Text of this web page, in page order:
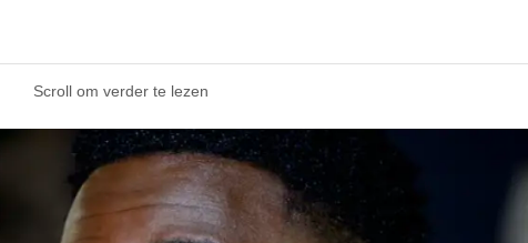
Scroll om verder te lezen